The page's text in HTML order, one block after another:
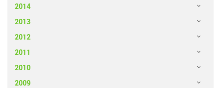
2014
2013
2012
2011
2010
2009